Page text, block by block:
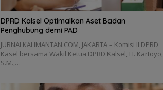
‎DPRD Kalsel Optimalkan Aset Badan
Penghubung demi PAD
‎JURNALKALIMANTAN.COM, JAKARTA – Komisi II DPRD
Kasel bersama Wakil Ketua DPRD Kalsel, H. Kartoyo,
S.M.,…